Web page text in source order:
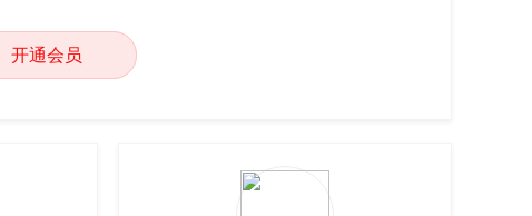
开通会员